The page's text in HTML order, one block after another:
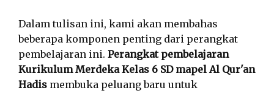
Dalam tulisan ini, kami akan membahas
beberapa komponen penting dari perangkat
pembelajaran ini. Perangkat pembelajaran
Kurikulum Merdeka Kelas 6 SD mapel Al Qur'an
Hadis membuka peluang baru untuk